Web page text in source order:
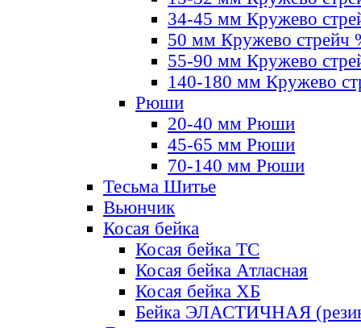
34-45 мм Кружево
50 мм Кружево стрейч
55-90 мм Кружево
140-180 мм Кружево
Рюши
20-40 мм Рюши
45-65 мм Рюши
70-140 мм Рюши
Тесьма Шитье
Вьюнчик
Косая бейка
Косая бейка ТС
Косая бейка Атласная
Косая бейка ХБ
Бейка ЭЛАСТИЧНАЯ